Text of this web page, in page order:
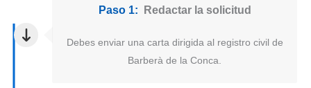
Paso 1: Redactar la solicitud
Debes enviar una carta dirigida al registro civil de
Barberà de la Conca.